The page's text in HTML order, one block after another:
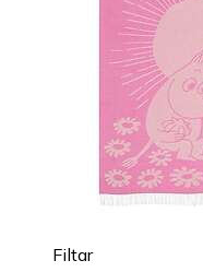
Filtar